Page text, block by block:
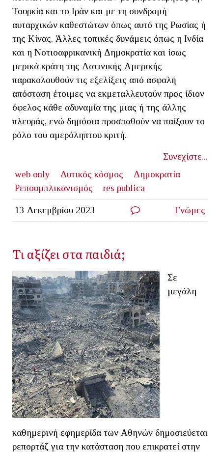
Τουρκία και το Ιράν και με τη συνδρομή
αυταρχικών καθεστώτων όπως αυτό της Ρωσίας ή
της Κίνας. Άλλες τοπικές δυνάμεις όπως η Ινδία
και η Νοτιοαφρικανική Δημοκρατία και ίσως
μερικά κράτη της Λατινικής Αμερικής
παρακολουθούν τις εξελίξεις από ασφαλή
απόσταση έτοιμες να εκμεταλλευτούν προς ίδιον
όφελος κάθε αδυναμία της μιας ή της άλλης
πλευράς, ενώ δημόσια προσπαθούν να παίξουν το
ρόλο του αμερόληπτου κριτή.
Συνεχίστε...
web only
Δυτικός κόσμος
Δημοκρατία
Ρεπουμπλικανισμός
res publica
13 Δεκεμβρίου 2023 Γνώμες
Τι αξίζει στα παιδιά;
Σε
μεγάλη
καθημερινή εφημερίδα των Αθηνών δημοσιεύεται
ρεπορτάζ για την κατάσταση που επικρατεί στην